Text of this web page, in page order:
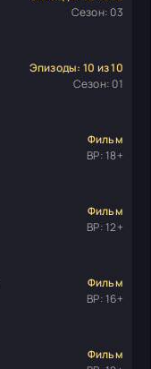
Сезон: 03
Эпизоды: 10 из 10
Сезон: 01
Фильм
ВР: 18+
Фильм
ВР: 12+
Фильм
ВР: 16+
Фильм